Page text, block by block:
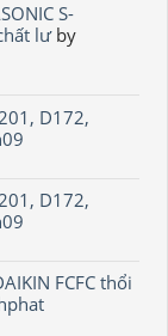
S-
lưby
D172,
D172,
FCFC thổi